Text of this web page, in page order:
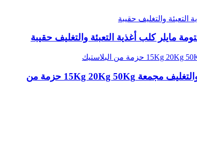
التعبئة والتغليف أكياس التعبئة أغذية الحيوانات الأليفة مخصص مطبوعة الألومنيوم المركب الجانب أكياس التعبئة والتغليف مجمعة 15Kg 20Kg 50Kg حزمة من